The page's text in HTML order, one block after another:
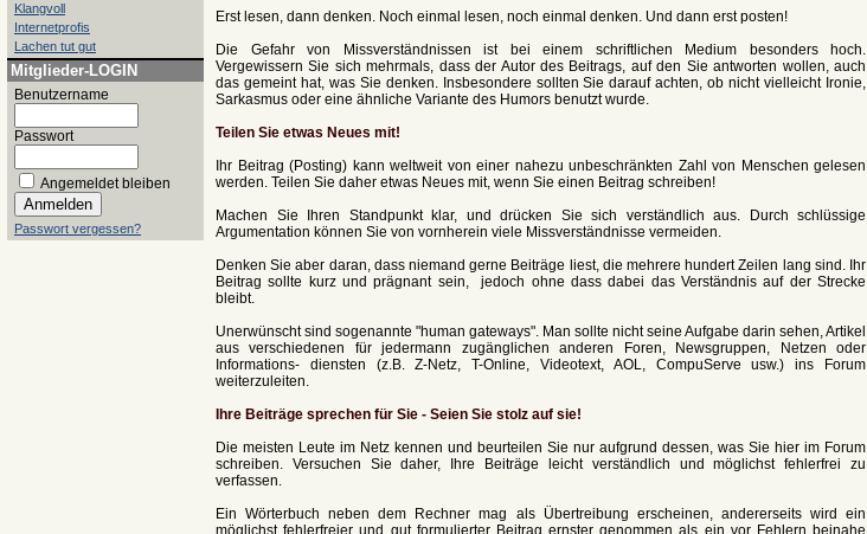
Klangvoll
Internetprofis
Lachen tut gut
Mitglieder-LOGIN
Benutzername
Passwort
Angemeldet bleiben
Passwort vergessen?
Erst lesen, dann denken. Noch einmal lesen, noch einmal denken. Und dann erst posten!
Die Gefahr von Missverständnissen ist bei einem schriftlichen Medium besonders hoch.
Vergewissern Sie sich mehrmals, dass der Autor des Beitrags, auf den Sie antworten wollen, auch
das gemeint hat, was Sie denken. Insbesondere sollten Sie darauf achten, ob nicht vielleicht Ironie,
Sarkasmus oder eine ähnliche Variante des Humors benutzt wurde.
Teilen Sie etwas Neues mit!
Ihr Beitrag (Posting) kann weltweit von einer nahezu unbeschränkten Zahl von Menschen gelesen
werden. Teilen Sie daher etwas Neues mit, wenn Sie einen Beitrag schreiben!
Machen Sie Ihren Standpunkt klar, und drücken Sie sich verständlich aus. Durch schlüssige
Argumentation können Sie von vornherein viele Missverständnisse vermeiden.
Denken Sie aber daran, dass niemand gerne Beiträge liest, die mehrere hundert Zeilen lang sind. Ihr
Beitrag sollte kurz und prägnant sein, jedoch ohne dass dabei das Verständnis auf der Strecke
bleibt.
Unerwünscht sind sogenannte "human gateways". Man sollte nicht seine Aufgabe darin sehen, Artikel
aus verschiedenen für jedermann zugänglichen anderen Foren, Newsgruppen, Netzen oder
Informations- diensten (z.B. Z-Netz, T-Online, Videotext, AOL, CompuServe usw.) ins Forum
weiterzuleiten.
Ihre Beiträge sprechen für Sie - Seien Sie stolz auf sie!
Die meisten Leute im Netz kennen und beurteilen Sie nur aufgrund dessen, was Sie hier im Forum
schreiben. Versuchen Sie daher, Ihre Beiträge leicht verständlich und möglichst fehlerfrei zu
verfassen.
Ein Wörterbuch neben dem Rechner mag als Übertreibung erscheinen, andererseits wird ein
möglichst fehlerfreier und gut formulierter Beitrag ernster genommen als ein vor Fehlern beinahe